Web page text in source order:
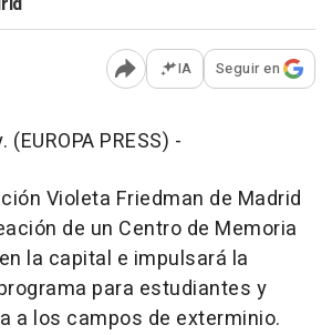
Abrir opciones para
IA Seguir en
(EUROPA PRESS) -
Violeta Friedman de Madrid
de un Centro de Memoria
la capital e impulsará la
para estudiantes y
a los campos de exterminio.